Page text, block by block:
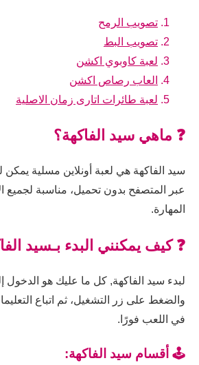
تصويب الرمح
تصويب البط
لعبة كاوبوي اكشن
العاب رصاص اكشن
لعبة طائرات اتارى زمان الاصلية
❓ ماهي سيد الفاكهة؟
سيد الفاكهة هي لعبة أونلاين مسلية يمكن
عبر المتصفح بدون تحميل، مناسبة لجميع
المهارة.
❓ كيف يمكنني البدء بـسيد
لبدء سيد الفاكهة, كل ما عليك هو الدخول
والضغط على زر التشغيل، ثم اتباع
في اللعب فورًا.
🕹️ أقسام سيد الفاكهة: